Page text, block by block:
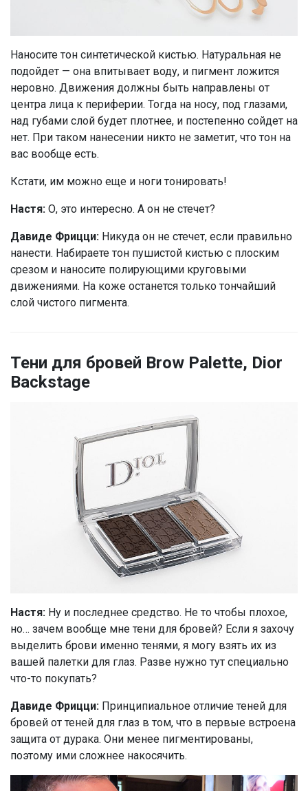
Наносите тон синтетической кистью. Натуральная не
подойдет — она впитывает воду, и пигмент ложится
неровно. Движения должны быть направлены от
центра лица к периферии. Тогда на носу, под глазами,
над губами слой будет плотнее, и постепенно сойдет на
нет. При таком нанесении никто не заметит, что тон на
вас вообще есть.
Кстати, им можно еще и ноги тонировать!
Настя: О, это интересно. А он не стечет?
Давиде Фрицци: Никуда он не стечет, если правильно
нанести. Набираете тон пушистой кистью с плоским
срезом и наносите полирующими круговыми
движениями. На коже останется только тончайший
слой чистого пигмента.
Тени для бровей Brow Palette, Dior
Backstage
Настя: Ну и последнее средство. Не то чтобы плохое,
но… зачем вообще мне тени для бровей? Если я захочу
выделить брови именно тенями, я могу взять их из
вашей палетки для глаз. Разве нужно тут специально
что-то покупать?
Давиде Фрицци: Принципиальное отличие теней для
бровей от теней для глаз в том, что в первые встроена
защита от дурака. Они менее пигментированы,
поэтому ими сложнее накосячить.